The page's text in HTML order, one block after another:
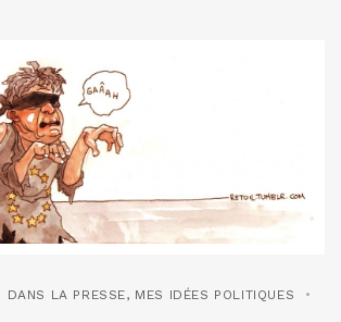
DANS LA PRESSE, MES IDÉES POLITIQUES